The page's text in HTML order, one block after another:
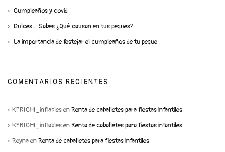
Cumpleaños y covid
Dulces… Sabes ¿Qué causan en tus peques?
La importancia de festejar el cumpleaños de tu peque
COMENTARIOS RECIENTES
KPRICHI_inflablesenRenta de caballetes para fiestas infantiles
KPRICHI_inflablesenRenta de caballetes para fiestas infantiles
ReynaenRenta de caballetes para fiestas infantiles